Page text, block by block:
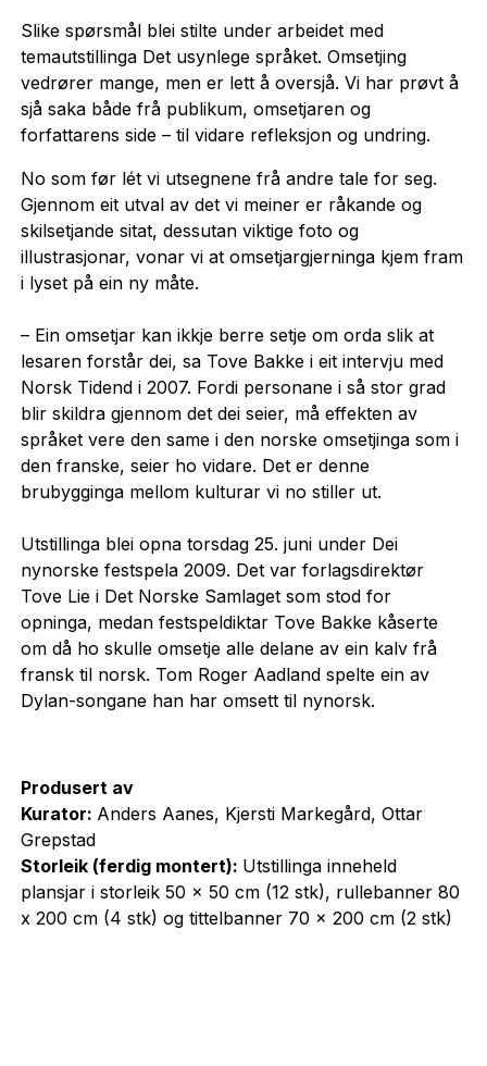
Slike spørsmål blei stilte under arbeidet med
temautstillinga Det usynlege språket. Omsetjing
vedrører mange, men er lett å oversjå. Vi har prøvt å
sjå saka både frå publikum, omsetjaren og
forfattarens side – til vidare refleksjon og undring.
No som før lét vi utsegnene frå andre tale for seg.
Gjennom eit utval av det vi meiner er råkande og
skilsetjande sitat, dessutan viktige foto og
illustrasjonar, vonar vi at omsetjargjerninga kjem fram
i lyset på ein ny måte.
– Ein omsetjar kan ikkje berre setje om orda slik at
lesaren forstår dei, sa Tove Bakke i eit intervju med
Norsk Tidend i 2007. Fordi personane i så stor grad
blir skildra gjennom det dei seier, må effekten av
språket vere den same i den norske omsetjinga som i
den franske, seier ho vidare. Det er denne
brubygginga mellom kulturar vi no stiller ut.
Utstillinga blei opna torsdag 25. juni under Dei
nynorske festspela 2009. Det var forlagsdirektør
Tove Lie i Det Norske Samlaget som stod for
opninga, medan festspeldiktar Tove Bakke kåserte
om då ho skulle omsetje alle delane av ein kalv frå
fransk til norsk. Tom Roger Aadland spelte ein av
Dylan-songane han har omsett til nynorsk.
Produsert av
Kurator: Anders Aanes, Kjersti Markegård, Ottar
Grepstad
Storleik (ferdig montert): Utstillinga inneheld
plansjar i storleik 50 x 50 cm (12 stk), rullebanner 80
x 200 cm (4 stk) og tittelbanner 70 x 200 cm (2 stk)